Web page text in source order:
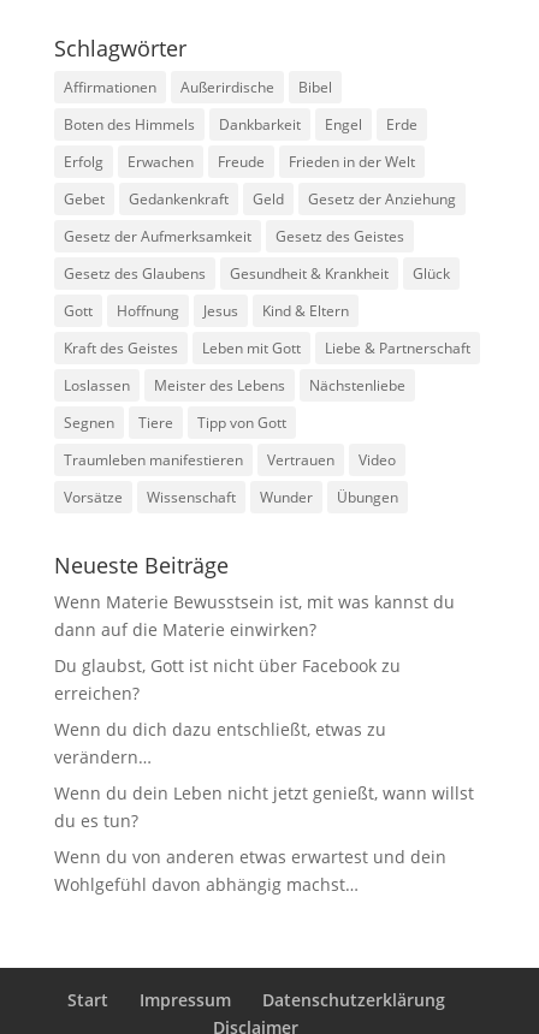
Schlagwörter
Affirmationen Außerirdische
Bibel
Boten des Himmels
Dankbarkeit Engel
Erde
Erfolg
Erwachen Freude
Frieden in der Welt
Gebet
Gedankenkraft Geld
Gesetz der Anziehung
Gesetz der Aufmerksamkeit
Gesetz des Geistes
Gesetz des Glaubens
Gesundheit & Krankheit
Glück
Gott
Hoffnung Jesus
Kind & Eltern
Kraft des Geistes
Leben mit Gott
Liebe & Partnerschaft
Loslassen
Meister des Lebens
Nächstenliebe
Segnen
Tiere
Tipp von Gott
Traumleben manifestieren
Vertrauen
Video
Vorsätze
Wissenschaft Wunder Übungen
Neueste Beiträge
Wenn Materie Bewusstsein ist, mit was kannst du
dann auf die Materie einwirken?
Du glaubst, Gott ist nicht über Facebook zu
erreichen?
Wenn du dich dazu entschließt, etwas zu
verändern…
Wenn du dein Leben nicht jetzt genießt, wann willst
du es tun?
Wenn du von anderen etwas erwartest und dein
Wohlgefühl davon abhängig machst…
Start Impressum
Datenschutzerklärung
Disclaimer